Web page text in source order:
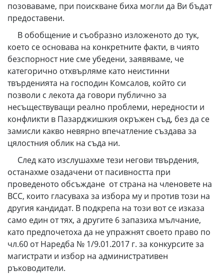
позоваваме, при поискване биха могли да Ви бъдат
предоставени.
В обобщение и съобразно изложеното до тук,
което се основава на конкретните факти, в чиято
безспорност ние сме убедени, заявяваме, че
категорично отхвърляме като неистинни
твърденията на господин Комсалов, който си
позволи с лекота да говори публично за
несъществуващи реално проблеми, нередности и
конфликти в Пазарджишкия окръжен съд, без да се
замисли какво невярно впечатление създава за
цялостния облик на съда ни.
След като изслушахме тези негови твърдения,
останахме озадачени от пасивността при
проведеното обсъждане от страна на членовете на
ВСС, които гласуваха за избора му и против този на
другия кандидат. В подкрепа на този вот се изказа
само един от тях, а другите 6 запазиха мълчание,
като предпочетоха да не упражнят своето право по
чл.60 от Наредба № 1/9.01.2017 г. за конкурсите за
магистрати и избор на административен
ръководители.